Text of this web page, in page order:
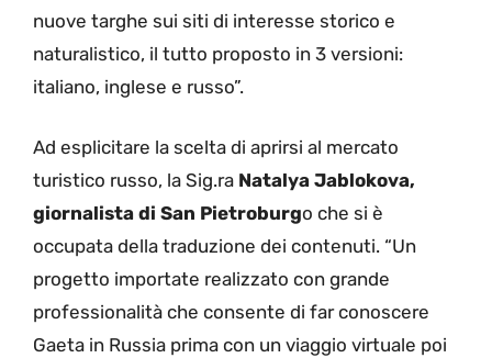
nuove targhe sui siti di interesse storico e
naturalistico, il tutto proposto in 3 versioni:
italiano, inglese e russo”.
Ad esplicitare la scelta di aprirsi al mercato
turistico russo, la Sig.ra Natalya Jablokova,
giornalista di San Pietroburgo che si è
occupata della traduzione dei contenuti. “Un
progetto importate realizzato con grande
professionalità che consente di far conoscere
Gaeta in Russia prima con un viaggio virtuale poi